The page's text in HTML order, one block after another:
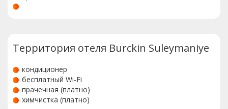
Территория отеля Burckin Suleymaniye
кондиционер
бесплатный Wi-Fi
прачечная (платно)
химчистка (платно)